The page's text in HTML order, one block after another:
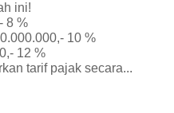
ini!
8 %
10 %
12 %
tarif pajak secara...